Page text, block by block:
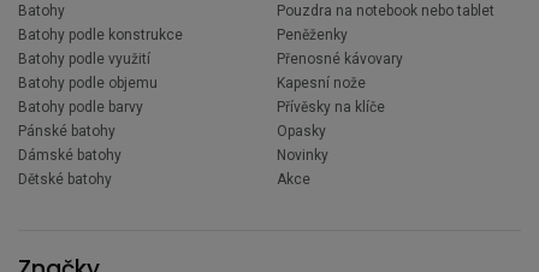
Batohy
Batohy podle konstrukce
Batohy podle využití
Batohy podle objemu
Batohy podle barvy
Pánské batohy
Dámské batohy
Dětské batohy
Pouzdra na notebook nebo tablet
Peněženky
Přenosné kávovary
Kapesní nože
Přívěsky na klíče
Opasky
Novinky
Akce